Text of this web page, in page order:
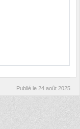
Publié le 24 août 2025